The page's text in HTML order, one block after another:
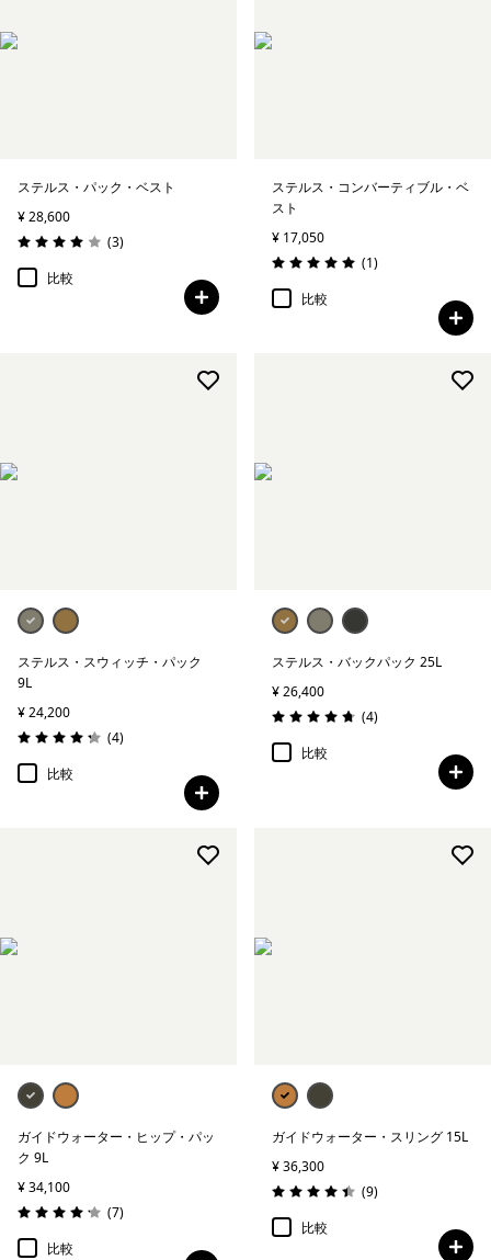
ステルス・パック・ベスト
¥ 28,600
評価: 4.0 / 5
(3レビュー
)
比較
ステルス・コンバーティブル・ベ
スト
¥ 17,050
評価: 5.0 / 5
(1レビュー
)
比較
ステルス・スウィッチ・パック
9L
¥ 24,200
評価: 4.3 / 5
(4レビュー
)
比較
ステルス・バックパック 25L
¥ 26,400
評価: 4.8 / 5
(4レビュー
)
比較
ガイドウォーター・ヒップ・パッ
ク 9L
¥ 34,100
評価: 4.1 / 5
(7レビュー
)
比較
ガイドウォーター・スリング 15L
¥ 36,300
評価: 4.4 / 5
(9レビュー
)
比較